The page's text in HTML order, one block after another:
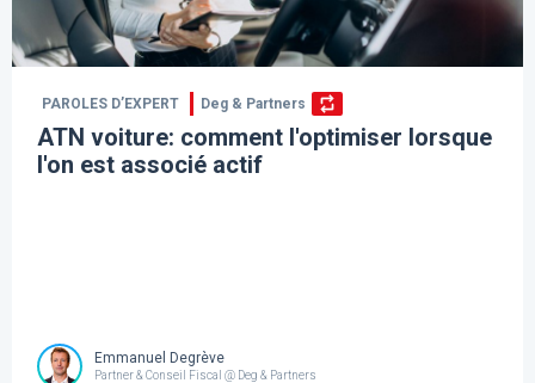
PAROLES D’EXPERT Deg & Partners
ATN voiture: comment l'optimiser lorsque
l'on est associé actif
Emmanuel Degrève
Partner & Conseil Fiscal @ Deg & Partners